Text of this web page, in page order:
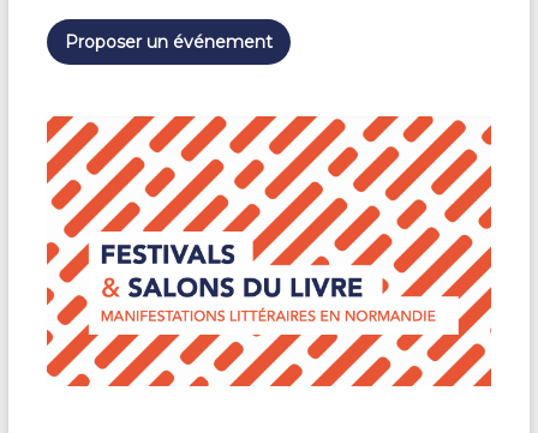
e
z
e
d
a
t
.
Proposer un événement